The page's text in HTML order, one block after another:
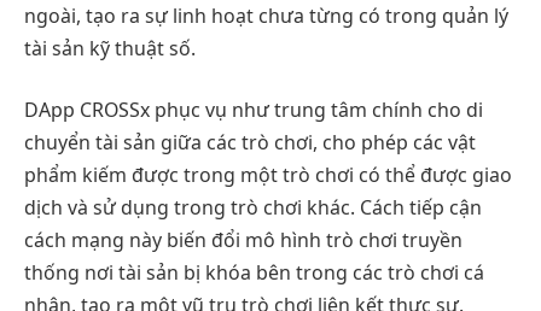
ngoài, tạo ra sự linh hoạt chưa từng có trong quản lý
tài sản kỹ thuật số.
DApp CROSSx phục vụ như trung tâm chính cho di
chuyển tài sản giữa các trò chơi, cho phép các vật
phẩm kiếm được trong một trò chơi có thể được giao
dịch và sử dụng trong trò chơi khác. Cách tiếp cận
cách mạng này biến đổi mô hình trò chơi truyền
thống nơi tài sản bị khóa bên trong các trò chơi cá
nhân, tạo ra một vũ trụ trò chơi liên kết thực sự.